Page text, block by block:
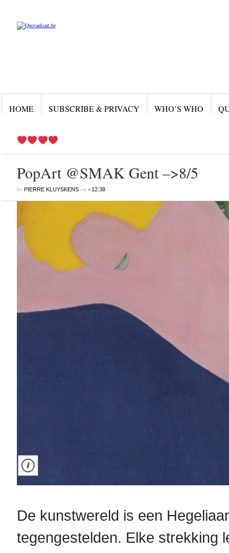
HOME SUBSCRIBE & PRIVACY WHO’S WHO
PopArt @SMAK Gent –>8/5
by PIERRE KLUYSKENSon • 12:38
De kunstwereld is een
tegengestelden. Elke strekking